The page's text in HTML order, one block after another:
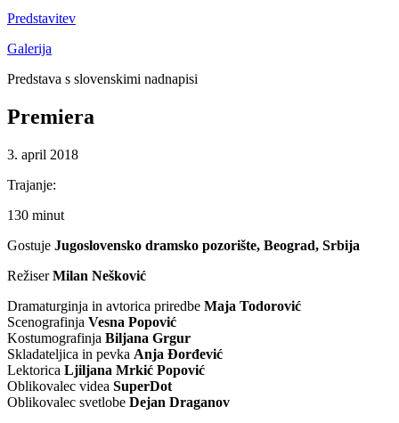
Predstavitev
Galerija
Predstava s slovenskimi nadnapisi
Premiera
3. april 2018
Trajanje:
130 minut
Gostuje Jugoslovensko dramsko pozorište, Beograd, Srbija
RežiserMilan Nešković
Dramaturginja in avtorica priredbe Maja Todorović
Scenografinja Vesna Popović
Kostumografinja Bilјana Grgur
Skladateljica in pevka Anja Đorđević
Lektorica Ljilјana Mrkić Popović
Oblikovalec videa SuperDot
Oblikovalec svetlobe Dejan Draganov